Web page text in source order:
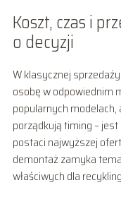
Koszt, czas i
o decyzji
W klasycznej
osobę w odpowiednim
popularnych
porządkują timing –
postaci najwyższej
demontaż zamyka
właściwych dla